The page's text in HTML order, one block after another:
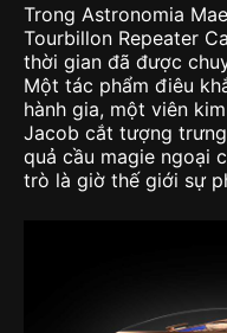
Trong Astronomia
Tourbillon Repeater
thời gian đã được
Một tác phẩm điêu
hành gia, một viên
Jacob cắt tượng
quả cầu magie ngoại
trò là giờ thế giới sự